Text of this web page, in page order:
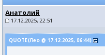
Анатолий
17.12.2025, 22:51
QUOTE(Лео @ 17.12.2025, 06:44)